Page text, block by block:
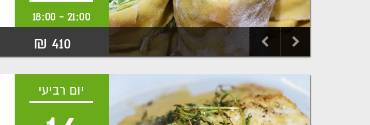
21:00
-
18:00
410 ₪
יום רביעי